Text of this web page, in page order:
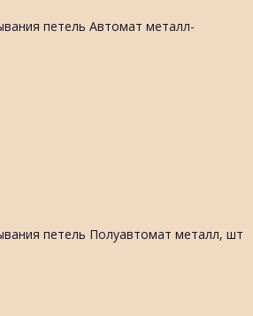
петель Автомат металл-
петель Полуавтомат металл, шт